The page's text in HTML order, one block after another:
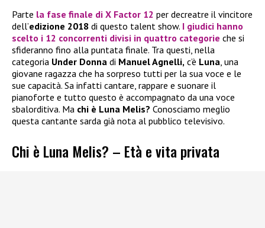
Parte la fase finale di X Factor 12 per decreatre il vincitore
dell’edizione 2018 di questo talent show. I giudici hanno
scelto i 12 concorrenti divisi in quattro categorie che si
sfideranno fino alla puntata finale. Tra questi, nella
categoria Under Donna di Manuel Agnelli, c’è Luna, una
giovane ragazza che ha sorpreso tutti per la sua voce e le
sue capacità. Sa infatti cantare, rappare e suonare il
pianoforte e tutto questo è accompagnato da una voce
sbalorditiva. Ma chi è Luna Melis? Conosciamo meglio
questa cantante sarda già nota al pubblico televisivo.
Chi è Luna Melis? – Età e vita privata